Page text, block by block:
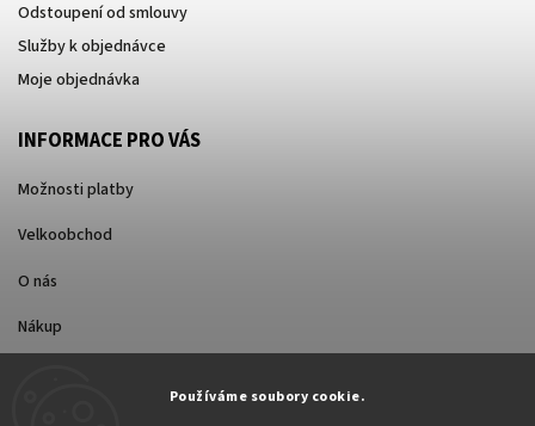
Používáme soubory cookie.
Odstoupení od smlouvy
Služby k objednávce
Moje objednávka
INFORMACE PRO VÁS
Možnosti platby
Velkoobchod
O nás
Nákup